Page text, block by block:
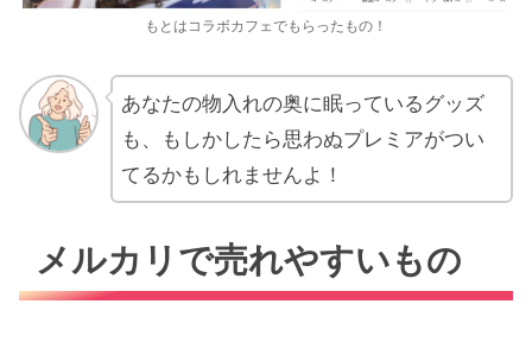
もとはコラボカフェでもらったもの！
あなたの物入れの奥に眠っているグッズ
も、もしかしたら思わぬプレミアがつい
てるかもしれませんよ！
メルカリで売れやすいもの